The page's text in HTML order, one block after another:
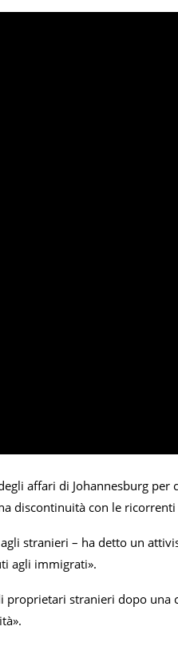
affari di Johannesburg per
discontinuità con le
stranieri – ha detto un
agli immigrati».
stranieri dopo una